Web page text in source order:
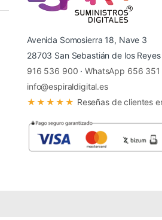
Avenida Somosierra 18, Nave 3
28703 San Sebastián de los
916 536 900 ·WhatsApp 656 351
info@espiraldigital.es
★★★★★ Reseñas de clientes